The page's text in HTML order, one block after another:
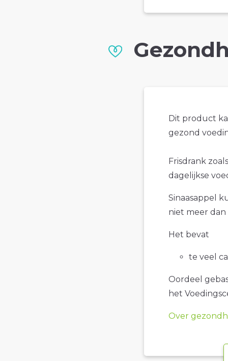
Dit product
gezond
Frisdrank
dagelijkse
Sinaasappel
niet meer
Het bevat
te veel
Oordeel
het
Over